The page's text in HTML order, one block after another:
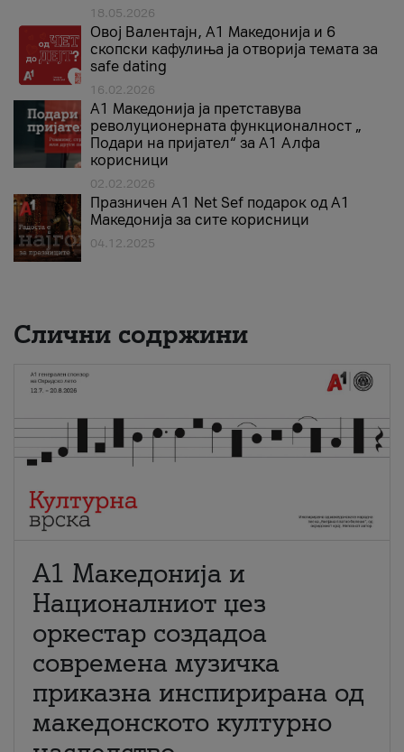
18.05.2026
Овој Валентајн, A1 Македонија и 6
скопски кафулиња ја отворија темата за
safe dating
16.02.2026
А1 Македонија ја претставува
револуционерната функционалност „
Подари на пријател“ за А1 Алфа
корисници
02.02.2026
Празничен A1 Net Sеf подарок од А1
Македонија за сите корисници
04.12.2025
Слични содржини
А1 Македонија и
Националниот џез
оркестар создадоа
современа музичка
приказна инспирирана од
македонското културно